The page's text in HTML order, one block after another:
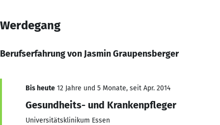
Werdegang
Berufserfahrung von Jasmin Graupensberger
Bis heute 12 Jahre und 5 Monate, seit Apr. 2014
Gesundheits- und Krankenpfleger
Universitätsklinikum Essen